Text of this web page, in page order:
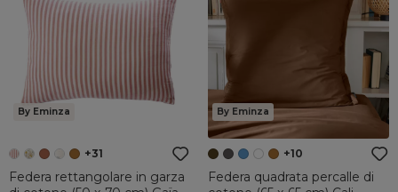
By Eminza
+31
Federa rettangolare in garza
By Eminza
+10
Federa quadrata percalle di